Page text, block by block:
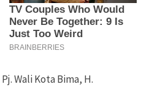
Pj. Wali Kota Bima, H.